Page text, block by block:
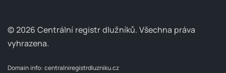
© 2026 Centrální registr dlužníků. Všechna práva
vyhrazena.
Domain info: centralniregistrdluzniku.cz